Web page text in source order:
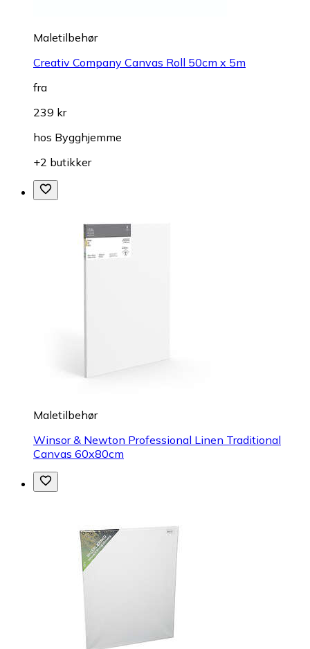
Maletilbehør
Creativ Company Canvas Roll 50cm x 5m
fra
239 kr
hos Bygghjemme
+2 butikker
Maletilbehør
Winsor & Newton Professional Linen Traditional
Canvas 60x80cm